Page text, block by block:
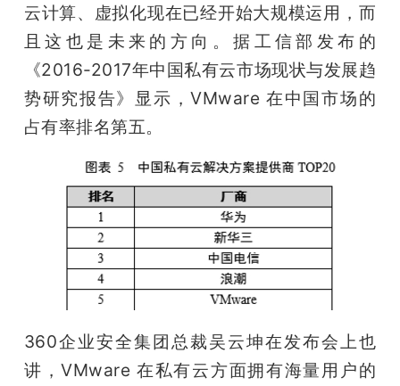
云计算、虚拟化现在已经开始大规模运用，而
且这也是未来的方向。据工信部发布的
《2016-2017年中国私有云市场现状与发展趋
势研究报告》显示，VMware 在中国市场的
占有率排名第五。
360企业安全集团总裁吴云坤在发布会上也
讲，VMware 在私有云方面拥有海量用户的